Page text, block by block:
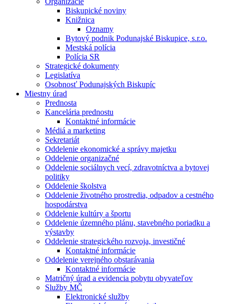
Biskupické noviny
Knižnica
Oznamy
Bytový podnik Podunajské Biskupice, s.r.o.
Mestská polícia
Polícia SR
Strategické dokumenty
Legislatíva
Osobnosť Podunajských Biskupíc
Miestny úrad
Prednosta
Kancelária prednostu
Kontaktné informácie
Médiá a marketing
Sekretariát
Oddelenie ekonomické a správy majetku
Oddelenie organizačné
Oddelenie sociálnych vecí, zdravotníctva a bytovej
politiky
Oddelenie školstva
Oddelenie životného prostredia, odpadov a cestného
hospodárstva
Oddelenie kultúry a športu
Oddelenie územného plánu, stavebného poriadku a
výstavby
Oddelenie strategického rozvoja, investičné
Kontaktné informácie
Oddelenie verejného obstarávania
Kontaktné informácie
Matričný úrad a evidencia pobytu obyvateľov
Služby MČ
Elektronické služby